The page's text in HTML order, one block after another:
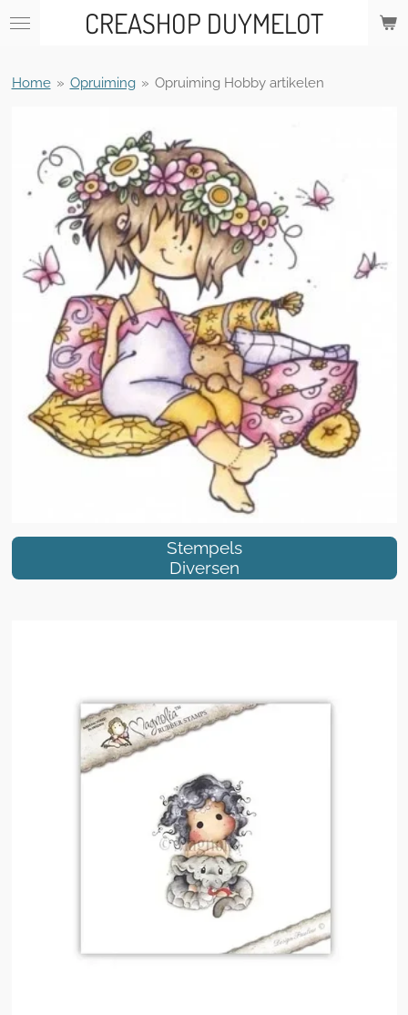
Ga
de
CREASHOP DUYMELOT
Home » Opruiming » Opruiming Hobby artikelen
Stempels
Diversen